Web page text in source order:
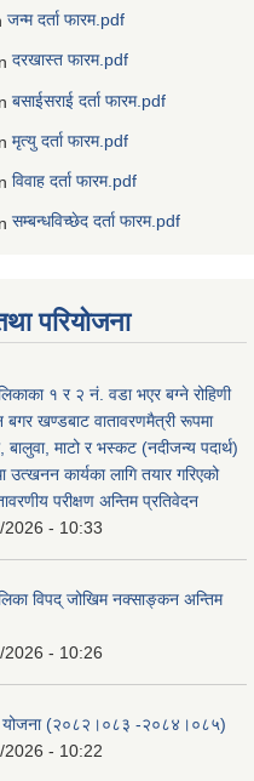
जन्म दर्ता फारम.pdf
दरखास्त फारम.pdf
बसाईसराई दर्ता फारम.pdf
मृत्यु दर्ता फारम.pdf
विवाह दर्ता फारम.pdf
सम्बन्धविच्छेद दर्ता फारम.pdf
परियोजना
१ र २ नं. वडा भएर बग्ने रोहिणी
बगर खण्डबाट वातावरणमैत्री रूपमा
बालुवा, माटो र भस्कट (नदीजन्य पदार्थ)
कार्यका लागि तयार गरिएको
परीक्षण अन्तिम प्रतिवेदन
2026 - 10:33
विपद् जोखिम नक्साङ्कन अन्तिम
2026 - 10:26
योजना (२०८२।०८३‍ -२०८४।०८५)
2026 - 10:22